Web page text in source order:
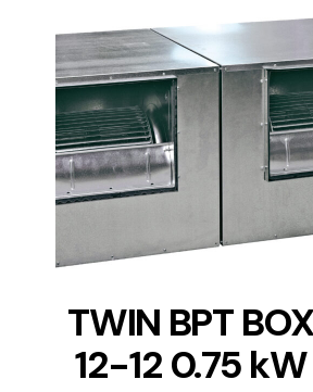
DETAILS
TWIN BPT BOX
12-12 0.75 kW